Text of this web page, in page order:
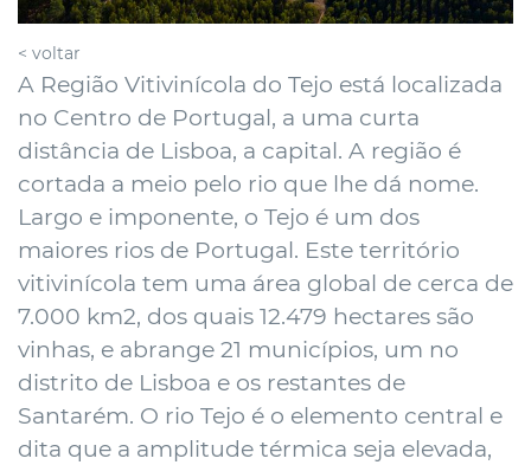
< voltar
A Região Vitivinícola do Tejo está localizada
no Centro de Portugal, a uma curta
distância de Lisboa, a capital. A região é
cortada a meio pelo rio que lhe dá nome.
Largo e imponente, o Tejo é um dos
maiores rios de Portugal. Este território
vitivinícola tem uma área global de cerca de
7.000 km2, dos quais 12.479 hectares são
vinhas, e abrange 21 municípios, um no
distrito de Lisboa e os restantes de
Santarém. O rio Tejo é o elemento central e
dita que a amplitude térmica seja elevada,